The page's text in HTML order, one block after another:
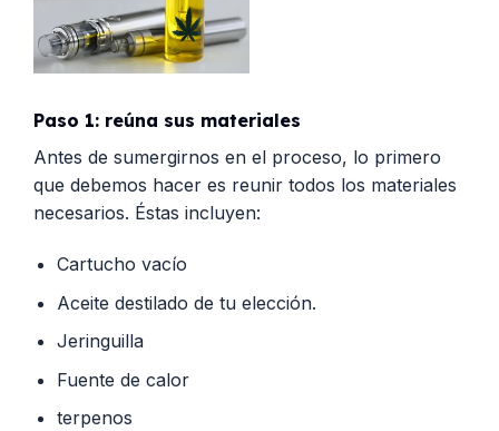
Paso 1: reúna sus materiales
Antes de sumergirnos en el proceso, lo primero
que debemos hacer es reunir todos los materiales
necesarios. Éstas incluyen:
Cartucho vacío
Aceite destilado de tu elección.
Jeringuilla
Fuente de calor
terpenos